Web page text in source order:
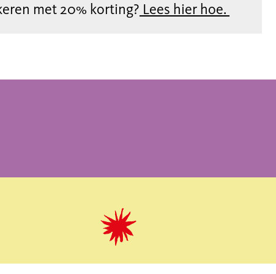
met 20% korting? Lees hier hoe.